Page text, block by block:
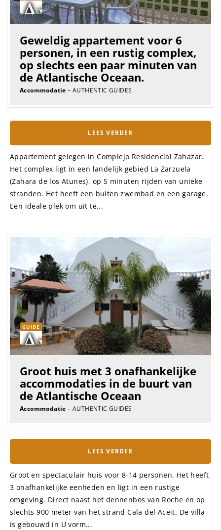
Geweldig appartement voor 6
personen, in een rustig complex,
op slechts een paar minuten van
de Atlantische Oceaan.
Accommodatie – AUTHENTIC GUIDES |
LEES VERDER
Appartement gelegen in Complejo Residencial Zahazar.
Het complex ligt in een landelijk gebied La Zarzuela
(Zahara de los Atunes), op 5 minuten rijden van unieke
stranden. Het heeft een buiten zwembad en een garage.
Een ideale plek om uit te...
GUIDE
Groot huis met 3 onafhankelijke
accommodaties in de buurt van
de Atlantische Oceaan
Accommodatie – AUTHENTIC GUIDES |
LEES VERDER
Groot en spectaculair huis voor 8-14 personen. Het heeft
3 onafhankelijke eenheden en ligt in een rustige
omgeving. Direct naast het dennenbos van Roche en op
slechts 900 meter van het strand Cala del Aceit. De villa
is gebouwd in U vorm...